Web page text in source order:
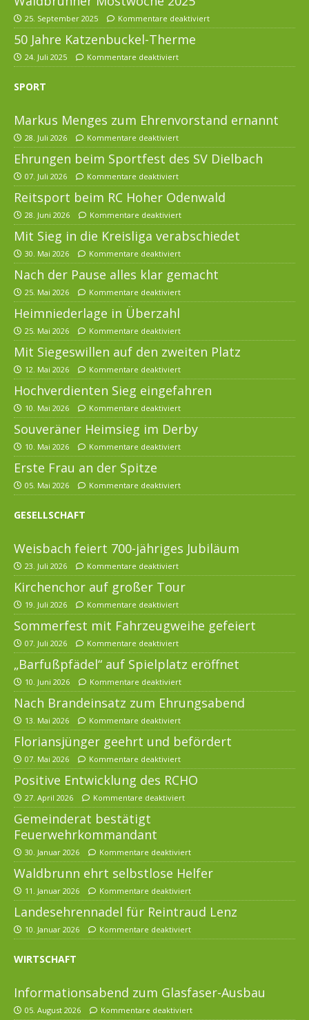
25. September 2025 Kommentare deaktiviert
50 Jahre Katzenbuckel-Therme
24. Juli 2025 Kommentare deaktiviert
SPORT
Markus Menges zum Ehrenvorstand ernannt
28. Juli 2026 Kommentare deaktiviert
Ehrungen beim Sportfest des SV Dielbach
07. Juli 2026 Kommentare deaktiviert
Reitsport beim RC Hoher Odenwald
28. Juni 2026 Kommentare deaktiviert
Mit Sieg in die Kreisliga verabschiedet
30. Mai 2026 Kommentare deaktiviert
Nach der Pause alles klar gemacht
25. Mai 2026 Kommentare deaktiviert
Heimniederlage in Überzahl
25. Mai 2026 Kommentare deaktiviert
Mit Siegeswillen auf den zweiten Platz
12. Mai 2026 Kommentare deaktiviert
Hochverdienten Sieg eingefahren
10. Mai 2026 Kommentare deaktiviert
Souveräner Heimsieg im Derby
10. Mai 2026 Kommentare deaktiviert
Erste Frau an der Spitze
05. Mai 2026 Kommentare deaktiviert
GESELLSCHAFT
Weisbach feiert 700-jähriges Jubiläum
23. Juli 2026 Kommentare deaktiviert
Kirchenchor auf großer Tour
19. Juli 2026 Kommentare deaktiviert
Sommerfest mit Fahrzeugweihe gefeiert
07. Juli 2026 Kommentare deaktiviert
„Barfußpfädel“ auf Spielplatz eröffnet
10. Juni 2026 Kommentare deaktiviert
Nach Brandeinsatz zum Ehrungsabend
13. Mai 2026 Kommentare deaktiviert
Floriansjünger geehrt und befördert
07. Mai 2026 Kommentare deaktiviert
Positive Entwicklung des RCHO
27. April 2026 Kommentare deaktiviert
Gemeinderat bestätigt
Feuerwehrkommandant
30. Januar 2026 Kommentare deaktiviert
Waldbrunn ehrt selbstlose Helfer
11. Januar 2026 Kommentare deaktiviert
Landesehrennadel für Reintraud Lenz
10. Januar 2026 Kommentare deaktiviert
WIRTSCHAFT
Informationsabend zum Glasfaser-Ausbau
05. August 2026 Kommentare deaktiviert